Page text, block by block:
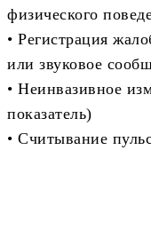
физического
• Регистрация
или звуковое
• Неинвазивное
показатель)
• Считывание